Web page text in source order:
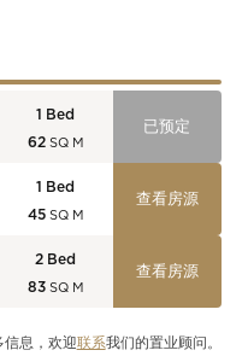
1
Bed
62 SQ M
已预定
1
Bed
45 SQ M
查看房源
2 Bed
83 SQ M
查看房源
信息，欢迎联系我们的置业顾问。